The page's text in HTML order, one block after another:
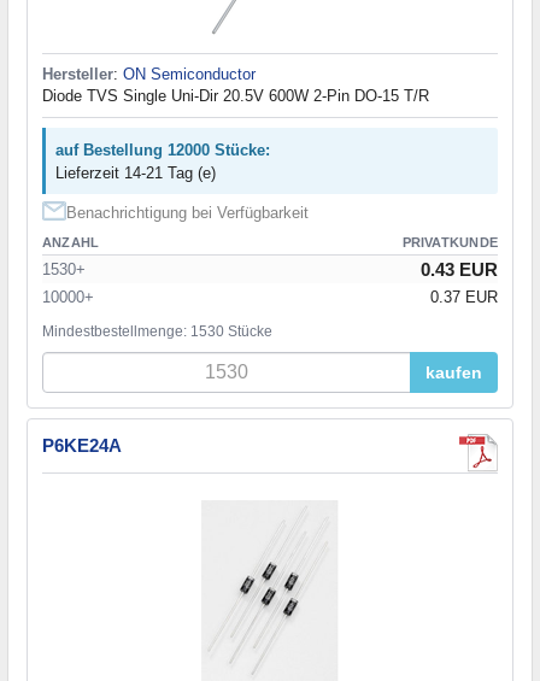
Hersteller: ON Semiconductor
Diode TVS Single Uni-Dir 20.5V 600W 2-Pin DO-15 T/R
auf Bestellung 12000 Stücke:
Lieferzeit 14-21 Tag (e)
Benachrichtigung bei Verfügbarkeit
ANZAHL PRIVATKUNDE
1530+ 0.43 EUR
10000+ 0.37 EUR
Mindestbestellmenge: 1530 Stücke
kaufen
P6KE24A